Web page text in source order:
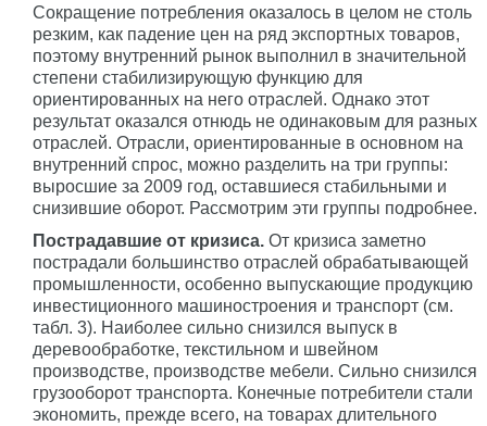
Сокращение потребления оказалось в целом не столь
резким, как падение цен на ряд экспортных товаров,
поэтому внутренний рынок выполнил в значительной
степени стабилизирующую функцию для
ориентированных на него отраслей. Однако этот
результат оказался отнюдь не одинаковым для разных
отраслей. Отрасли, ориентированные в основном на
внутренний спрос, можно разделить на три группы:
выросшие за 2009 год, оставшиеся стабильными и
снизившие оборот. Рассмотрим эти группы подробнее.
Пострадавшие от кризиса. От кризиса заметно
пострадали большинство отраслей обрабатывающей
промышленности, особенно выпускающие продукцию
инвестиционного машиностроения и транспорт (см.
табл. 3). Наиболее сильно снизился выпуск в
деревообработке, текстильном и швейном
производстве, производстве мебели. Сильно снизился
грузооборот транспорта. Конечные потребители стали
экономить, прежде всего, на товарах длительного